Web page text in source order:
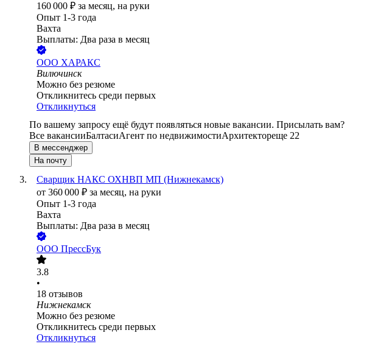
160 000 ₽ за месяц, на руки
Опыт 1-3 года
Вахта
Выплаты: Два раза в месяц
ООО ХАРАКС
Вилючинск
Можно без резюме
Откликнитесь среди первых
Откликнуться
По вашему запросу ещё будут появляться новые вакансии. Присылать вам?
Все вакансииБалтасиАгент по недвижимостиАрхитектореще 22
В мессенджер
На почту
Сварщик НАКС ОХНВП МП (Нижнекамск)
от 360 000 ₽ за месяц, на руки
Опыт 1-3 года
Вахта
Выплаты: Два раза в месяц
ООО ПрессБук
3.8
•
18 отзывов
Нижнекамск
Можно без резюме
Откликнитесь среди первых
Откликнуться